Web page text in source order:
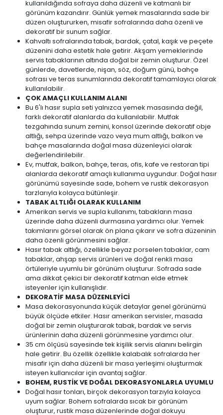
kullanıldığında sofraya daha düzenli ve katmanlı bir
görünüm kazandırır. Günlük yemek masalarında sade bir
düzen oluştururken, misafir sofralarında daha özenli ve
dekoratif bir sunum sağlar.
Kahvaltı sofralarında tabak, bardak, çatal, kaşık ve peçete
düzenini daha estetik hale getirir. Akşam yemeklerinde
servis tabaklarının altında doğal bir zemin oluşturur. Özel
günlerde, davetlerde, nişan, söz, doğum günü, bahçe
sofrası ve teras sunumlarında dekoratif tamamlayıcı olarak
kullanılabilir.
ÇOK AMAÇLI KULLANIM ALANI
Bu 6'lı hasır supla seti yalnızca yemek masasında değil,
farklı dekoratif alanlarda da kullanılabilir. Mutfak
tezgahında sunum zemini, konsol üzerinde dekoratif obje
altlığı, sehpa üzerinde vazo veya mum altlığı, balkon ve
bahçe masalarında doğal masa düzenleyici olarak
değerlendirilebilir.
Ev, mutfak, balkon, bahçe, teras, ofis, kafe ve restoran tipi
alanlarda dekoratif amaçlı kullanıma uygundur. Doğal hasır
görünümü sayesinde sade, bohem ve rustik dekorasyon
tarzlarıyla kolayca bütünleşir.
TABAK ALTLIĞI OLARAK KULLANIM
Amerikan servis ve supla kullanımı, tabakların masa
üzerinde daha düzenli durmasına yardımcı olur. Yemek
takımlarını görsel olarak ön plana çıkarır ve sofra düzeninin
daha özenli görünmesini sağlar.
Hasır tabak altlığı, özellikle beyaz porselen tabaklar, cam
tabaklar, ahşap servis ürünleri ve doğal renkli masa
örtüleriyle uyumlu bir görünüm oluşturur. Sofrada sade
ama dikkat çekici bir dekoratif katman elde etmek
isteyenler için kullanışlıdır.
DEKORATİF MASA DÜZENLEYİCİ
Masa dekorasyonunda küçük detaylar genel görünümü
büyük ölçüde etkiler. Hasır amerikan servisler, masada
doğal bir zemin oluşturarak tabak, bardak ve servis
ürünlerinin daha düzenli görünmesine yardımcı olur.
35 cm ölçüsü sayesinde tek kişilik servis alanını belirgin
hale getirir. Bu özellik özellikle kalabalık sofralarda her
misafir için daha düzenli bir masa yerleşimi oluşturmak
isteyen kullanıcılar için avantaj sağlar.
BOHEM, RUSTİK VE DOĞAL DEKORASYONLARLA UYUMLU
Doğal hasır tonları, birçok dekorasyon tarzıyla kolayca
uyum sağlar. Bohem sofralarda sıcak bir görünüm
oluşturur, rustik masa düzenlerinde doğal dokuyu